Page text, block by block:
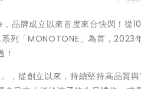
品牌成立以來首度來台快閃！從
列「MONOTONE」為首，2023
，從創立以來，持續堅持高品質